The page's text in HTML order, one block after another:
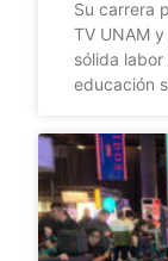
Su carrera
TV UNAM
sólida
educación